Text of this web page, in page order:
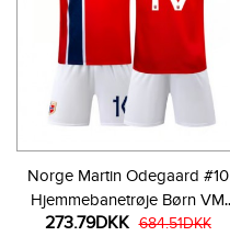
Norge Martin Odegaard #10
Hjemmebanetrøje Børn VM
2026 Kortærmet (+ Korte
273.79DKK 684.51DKK